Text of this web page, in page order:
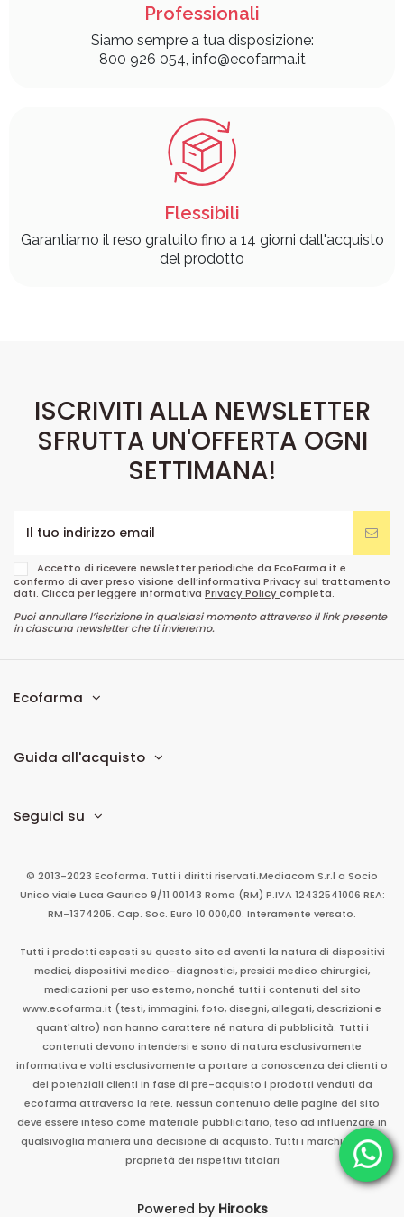
Professionali
Siamo sempre a tua disposizione:
800 926 054, info@ecofarma.it
Flessibili
Garantiamo il reso gratuito fino a 14 giorni dall'acquisto
del prodotto
ISCRIVITI ALLA NEWSLETTER
SFRUTTA UN'OFFERTA OGNI
SETTIMANA!
Accetto di ricevere newsletter periodiche da EcoFarma.it e
confermo di aver preso visione dell’informativa Privacy sul trattamento
dati. Clicca per leggere informativa Privacy Policycompleta.
Puoi annullare l’iscrizione in qualsiasi momento attraverso il link presente
in ciascuna newsletter che ti invieremo.
Ecofarma
Guida all'acquisto
Seguici su
© 2013-2023 Ecofarma. Tutti i diritti riservati.Mediacom S.r.l a Socio
Unico viale Luca Gaurico 9/11 00143 Roma (RM) P.IVA 12432541006 REA:
RM-1374205. Cap. Soc. Euro 10.000,00. Interamente versato.
Tutti i prodotti esposti su questo sito ed aventi la natura di dispositivi
medici, dispositivi medico-diagnostici, presidi medico chirurgici,
medicazioni per uso esterno, nonché tutti i contenuti del sito
www.ecofarma.it (testi, immagini, foto, disegni, allegati, descrizioni e
quant'altro) non hanno carattere né natura di pubblicità. Tutti i
contenuti devono intendersi e sono di natura esclusivamente
informativa e volti esclusivamente a portare a conoscenza dei clienti o
dei potenziali clienti in fase di pre-acquisto i prodotti venduti da
ecofarma attraverso la rete. Nessun contenuto delle pagine del sito
deve essere inteso come materiale pubblicitario, teso ad influenzare in
qualsivoglia maniera una decisione di acquisto. Tutti i marchi sono di
proprietà dei rispettivi titolari
Powered by Hirooks